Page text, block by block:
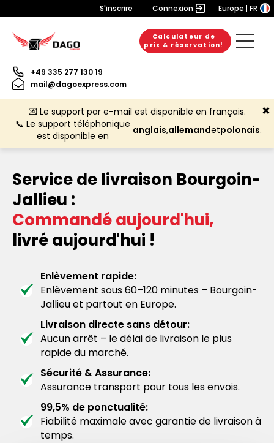
S'inscrire Connexion Europe FR
Calculateur de
prix & réservation!
+49 335 277 130 19
mail@dagoexpress.com
💌 Le support par e-mail est disponible en français.
📞 Le support téléphonique
est disponible en
anglais,allemandetpolonais.
Service de livraison Bourgoin-
Jallieu :
Commandé aujourd'hui,
livré aujourd'hui !
Enlèvement rapide:
Enlèvement sous 60–120 minutes – Bourgoin-
Jallieu et partout en Europe.
Livraison directe sans détour:
Aucun arrêt – le délai de livraison le plus
rapide du marché.
Sécurité & Assurance:
Assurance transport pour tous les envois.
99,5% de ponctualité:
Fiabilité maximale avec garantie de livraison à
temps.